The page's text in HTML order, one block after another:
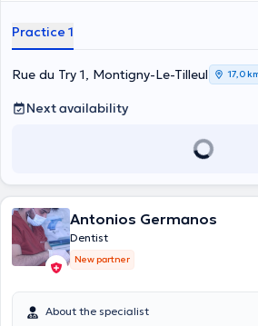
Practice 1
Rue du Try 1, Montigny-Le-Tilleul 17,0
Next availability
Antonios Germanos
Dentist
New partner
About the specialist